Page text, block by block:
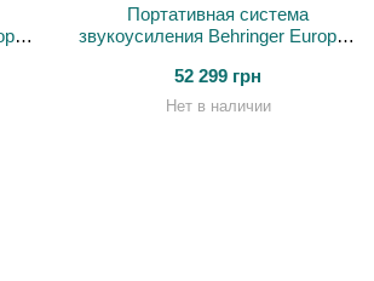
Портативная система
звукоусиления Behringer Europort
52 299 грн
Нет в наличии